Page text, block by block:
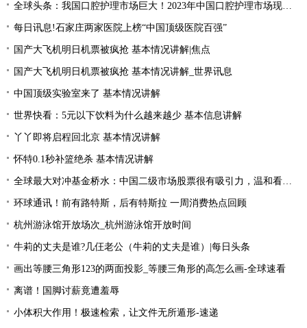
全球头条：我国口腔护理市场巨大！2023年中国口腔护理市场现状分析
每日讯息!石家庄两家医院上榜“中国顶级医院百强”
国产大飞机明日机票被疯抢 基本情况讲解|焦点
国产大飞机明日机票被疯抢 基本情况讲解_世界讯息
中国顶级实验室来了 基本情况讲解
世界快看：5元以下饮料为什么越来越少 基本信息讲解
丫丫即将启程回北京 基本情况讲解
怀特0.1秒补篮绝杀 基本情况讲解
全球最大对冲基金桥水：中国二级市场股票很有吸引力，温和看多中国资产|全球简讯
环球通讯！前有路特斯，后有特斯拉 一周消费热点回顾
杭州游泳馆开放场次_杭州游泳馆开放时间
牛莉的丈夫是谁?几仼老公（牛莉的丈夫是谁）|每日头条
画出等腰三角形123的两面投影_等腰三角形的高怎么画-全球速看
离谱！国脚讨薪竟遭羞辱
小体积大作用！极速检索，让文件无所遁形-速递